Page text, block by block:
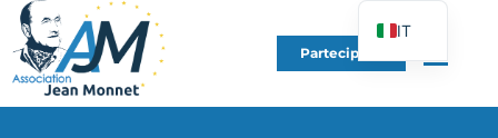
Partecipare
IT
FR
EN